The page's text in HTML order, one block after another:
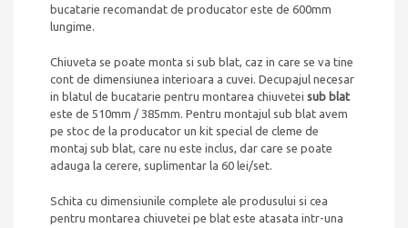
bucatarie recomandat de producator este de 600mm
lungime.
Chiuveta se poate monta si sub blat, caz in care se va tine
cont de dimensiunea interioara a cuvei. Decupajul necesar
in blatul de bucatarie pentru montarea chiuvetei sub blat
este de 510mm / 385mm. Pentru montajul sub blat avem
pe stoc de la producator un kit special de cleme de
montaj sub blat, care nu este inclus, dar care se poate
adauga la cerere, suplimentar la 60 lei/set.
Schita cu dimensiunile complete ale produsului si cea
pentru montarea chiuvetei pe blat este atasata intr-una